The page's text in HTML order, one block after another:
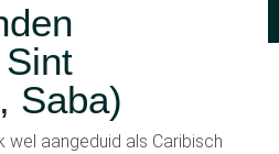
Saba)
wel aangeduid als Caribisch